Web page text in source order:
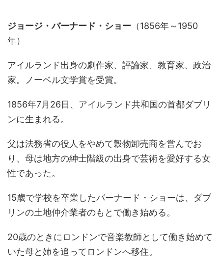
ジョージ・バーナード・ショー （1856年～1950
年）
アイルランド出身の劇作家、評論家、教育家、政治
家。ノーベル文学賞を受賞。
1856年7月26日、アイルランド共和国の首都ダブリ
ンに生まれる。
父は法務省の役人をやめて穀物卸売商を営んでお
り、母は地方の紳士階級の出身で芸術を愛好する女
性であった。
15歳で学校を卒業したバーナード・ショーは、ダブ
リンの土地仲介業者のもとで働き始める。
20歳のときにロンドンで音楽教師として働き始めて
いた母と姉を追ってロンドンへ移住。